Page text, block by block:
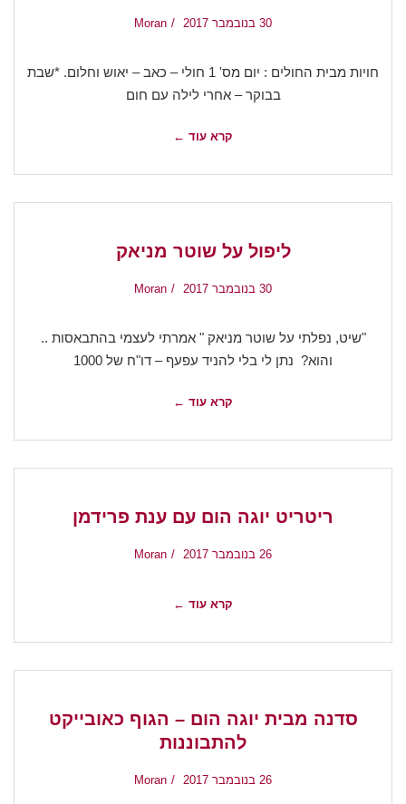
30 בנובמבר 2017 Moran
חויות מבית החולים : יום מס' 1 חולי – כאב – יאוש וחלום. *שבת
בבוקר – אחרי לילה עם חום
קרא עוד ←
ליפול על שוטר מניאק
30 בנובמבר 2017 Moran
"שיט, נפלתי על שוטר מניאק " אמרתי לעצמי בהתבאסות ..
והוא? נתן לי בלי להניד עפעף – דו"ח של 1000
קרא עוד ←
ריטריט יוגה הום עם ענת פרידמן
26 בנובמבר 2017 Moran
קרא עוד ←
סדנה מבית יוגה הום – הגוף כאובייקט
להתבוננות
26 בנובמבר 2017 Moran